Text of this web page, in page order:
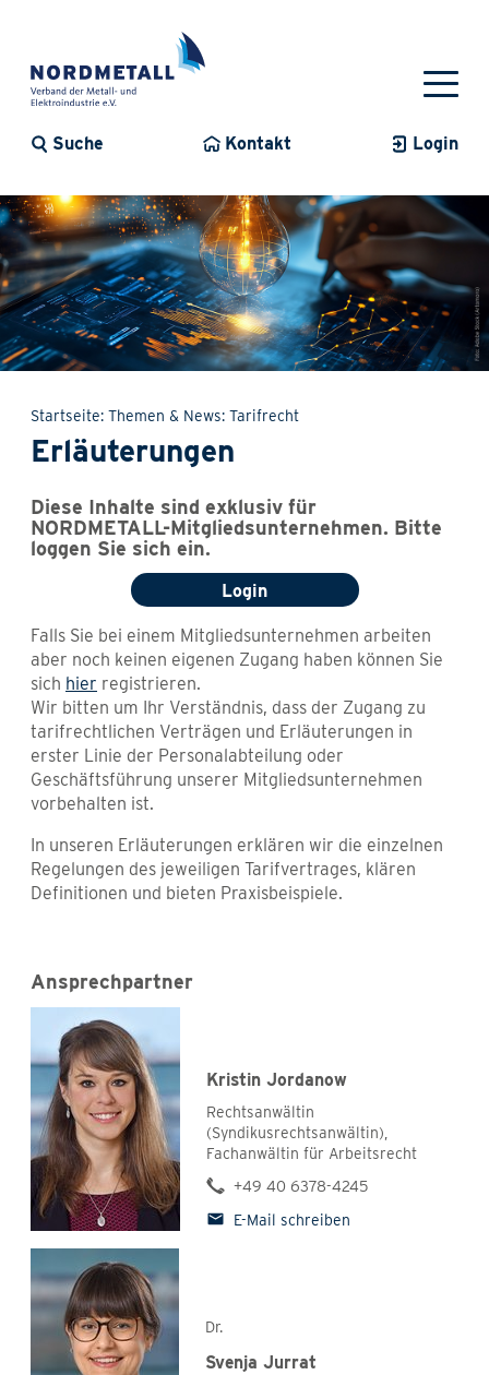
Suche Kontakt Login
Startseite Themen & News Tarifrecht
Erläuterungen
Diese Inhalte sind exklusiv für
NORDMETALL-Mitgliedsunternehmen. Bitte
loggen Sie sich ein.
Login
Falls Sie bei einem Mitgliedsunternehmen arbeiten
aber noch keinen eigenen Zugang haben können Sie
sich hier registrieren.
Wir bitten um Ihr Verständnis, dass der Zugang zu
tarifrechtlichen Verträgen und Erläuterungen in
erster Linie der Personalabteilung oder
Geschäftsführung unserer Mitgliedsunternehmen
vorbehalten ist.
In unseren Erläuterungen erklären wir die einzelnen
Regelungen des jeweiligen Tarifvertrages, klären
Definitionen und bieten Praxisbeispiele.
Ansprechpartner
Kristin Jordanow
Rechtsanwältin
(Syndikusrechtsanwältin),
Fachanwältin für Arbeitsrecht
+49 40 6378-4245
E-Mail schreiben
Dr.
Svenja Jurrat